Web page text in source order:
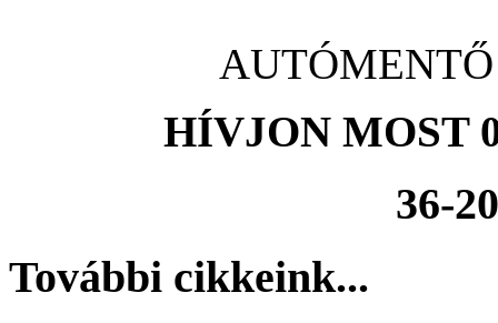
AUTÓMENTŐ
HÍVJON MOST
36-
További cikkeink...